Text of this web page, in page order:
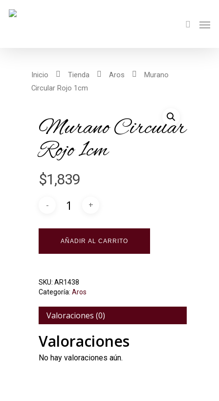
Inicio Tienda Aros
Murano
Circular Rojo 1cm
Murano Circular
Rojo 1cm
$1,839
AÑADIR AL CARRITO
SKU: AR1438
Categoría: Aros
Valoraciones (0)
Valoraciones
No hay valoraciones aún.